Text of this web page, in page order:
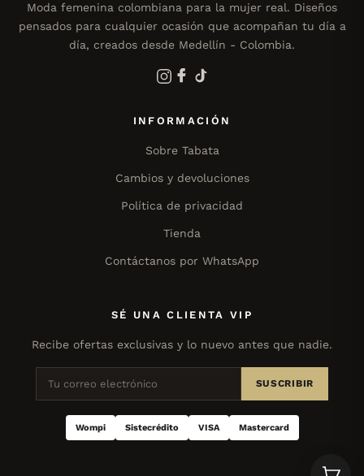
Moda femenina colombiana para la mujer real. Diseños
pensados para cualquier ocasión que acompañan tu día a
día, creados desde Medellín - Colombia.
INFORMACIÓN
Sobre Tabata
Cambios y devoluciones
Política de privacidad
Tienda
Contáctanos por WhatsApp
SÉ UNA CLIENTA VIP
Recibe ofertas exclusivas y lo nuevo antes que nadie.
SUSCRIBIR
Wompi Sistecrédito VISA Mastercard